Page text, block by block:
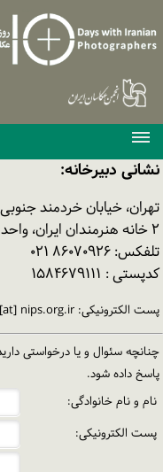
اخبار
نشست‌های تخصصی
نظرسنجی
پیگیری / ورود
نشانی دبیرخانه:
۲ خانه هنرمندان ایران، واحد ۸
تلفکس: ۸۶۰۷۰۹۲۶ ۰۲۱
کدپستی : ۱۵۸۴۶۷۹۱۱۱
پست الکترونیکی: info [at] nips.org.ir
چنانچه سئوال و یا درخواستی
پاسخ داده شود.
نام و نام خانوادگی:
پست الكترونیكی: